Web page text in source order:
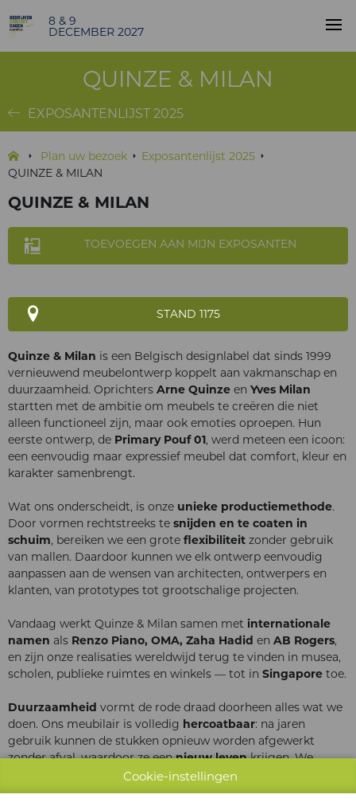
8 & 9
DECEMBER 2027
QUINZE & MILAN
EXPOSANTENLIJST 2025
Plan uw bezoek
Exposantenlijst 2025
QUINZE & MILAN
QUINZE & MILAN
TOEVOEGEN AAN MIJN EXPOSANTEN
STAND 1175
Quinze & Milan is een Belgisch designlabel dat sinds 1999
vernieuwend meubelontwerp koppelt aan vakmanschap en
duurzaamheid. Oprichters Arne Quinze en Yves Milan
startten met de ambitie om meubels te creëren die niet
alleen functioneel zijn, maar ook emoties oproepen. Hun
eerste ontwerp, de Primary Pouf 01, werd meteen een icoon:
een eenvoudig maar expressief meubel dat comfort, kleur en
karakter samenbrengt.
Wat ons onderscheidt, is onze unieke productiemethode.
Door vormen rechtstreeks te snijden en te coaten in
schuim, bereiken we een grote flexibiliteit zonder gebruik
van mallen. Daardoor kunnen we elk ontwerp eenvoudig
aanpassen aan de wensen van architecten, ontwerpers en
klanten, van prototypes tot grootschalige projecten.
Vandaag werkt Quinze & Milan samen met internationale
namen als Renzo Piano, OMA, Zaha Hadid en AB Rogers,
en zijn onze realisaties wereldwijd terug te vinden in musea,
scholen, publieke ruimtes en winkels — tot in Singapore toe.
Duurzaamheid vormt de rode draad doorheen alles wat we
doen. Ons meubilair is volledig hercoatbaar: na jaren
gebruik kunnen de stukken opnieuw worden afgewerkt
zonder afval, waardoor ze eennieuw levenkrijgen. We
hebben bovendien eenwatergedragen coating
die zowel opgerecycleerdals op nieuw schuim wordt
Cookie-instellingen